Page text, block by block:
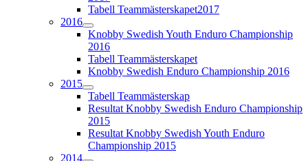
Tabell Teammästerskapet2017
2016
Knobby Swedish Youth Enduro Championship
2016
Tabell Teammästerskapet
Knobby Swedish Enduro Championship 2016
2015
Tabell Teammästerskap
Resultat Knobby Swedish Enduro Championship
2015
Resultat Knobby Swedish Youth Enduro
Championship 2015
2014